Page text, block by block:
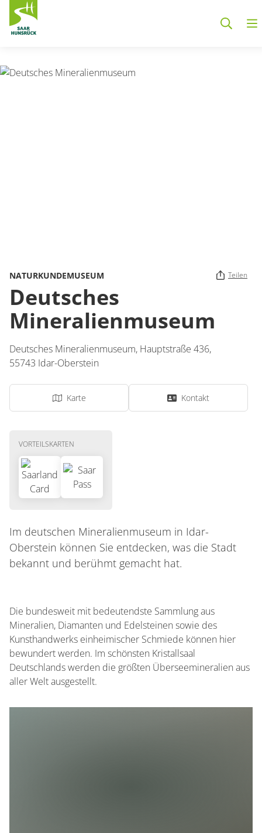
NATURKUNDEMUSEUM Teilen
Deutsches
Mineralienmuseum
Deutsches Mineralienmuseum, Hauptstraße 436,
55743 Idar-Oberstein
Karte Kontakt
VORTEILSKARTEN
Im deutschen Mineralienmuseum in Idar-
Oberstein können Sie entdecken, was die Stadt
bekannt und berühmt gemacht hat.
Die bundesweit mit bedeutendste Sammlung aus
Mineralien, Diamanten und Edelsteinen sowie des
Kunsthandwerks einheimischer Schmiede können hier
bewundert werden. Im schönsten Kristallsaal
Deutschlands werden die größten Überseemineralien aus
aller Welt ausgestellt.